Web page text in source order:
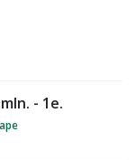
- 1e.